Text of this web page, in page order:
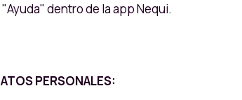
dentro de la app Nequi.
PERSONALES: